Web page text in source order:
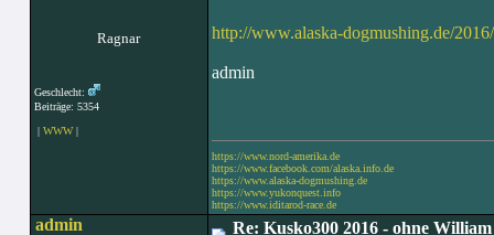
Ragnar
Geschlecht:
Beiträge: 5354
| WWW|
http://www.alaska-dogmushing.de/
admin
https://www.nord-amerika.de
https://www.facebook.com/alaska.info.de
https://www.alaska-dogmushing.de
https://www.yukonquest.info
https://www.iditarod-race.de
admin Re: Kusko300 2016 - ohne